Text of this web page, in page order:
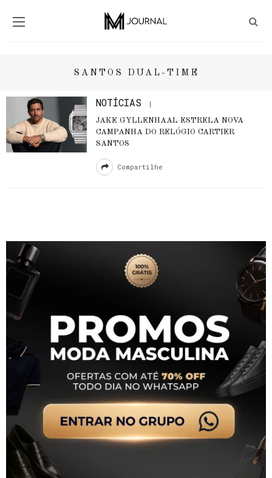
SANTOS DUAL-TIME
NOTÍCIAS
JAKE GYLLENHAAL ESTRELA NOVA
CAMPANHA DO RELÓGIO CARTIER
SANTOS
Compartilhe